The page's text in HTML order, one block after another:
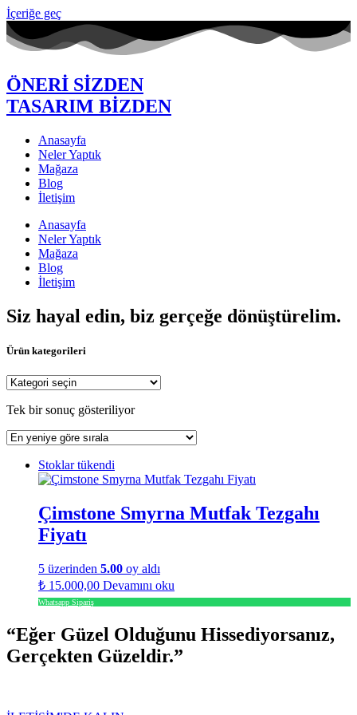
İçeriğe geç
ÖNERİ SİZDEN
TASARIM BİZDEN
Anasayfa
Neler Yaptık
Mağaza
Blog
İletişim
Anasayfa
Neler Yaptık
Mağaza
Blog
İletişim
Siz hayal edin, biz gerçeğe dönüştürelim.
Ürün kategorileri
Tek bir sonuç gösteriliyor
Stoklar tükendi
Çimstone Smyrna Mutfak Tezgahı
Fiyatı
5 üzerinden 5.00 oy aldı
₺ 15.000,00 Devamını oku
Whatsapp Sipariş
“Eğer Güzel Olduğunu Hissediyorsanız,
Gerçekten Güzeldir.”